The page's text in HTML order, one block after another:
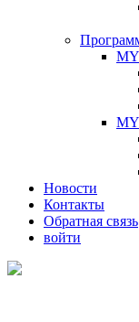
Новости
Контакты
Обратная связь
войти